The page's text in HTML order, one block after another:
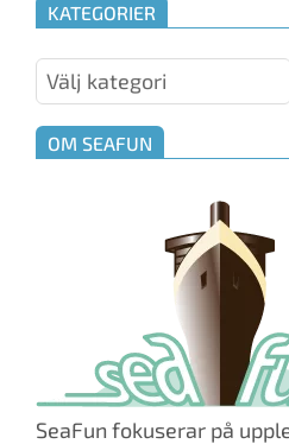
KATEGORIER
Kategorier
OM SEAFUN
SeaFun fokuserar på